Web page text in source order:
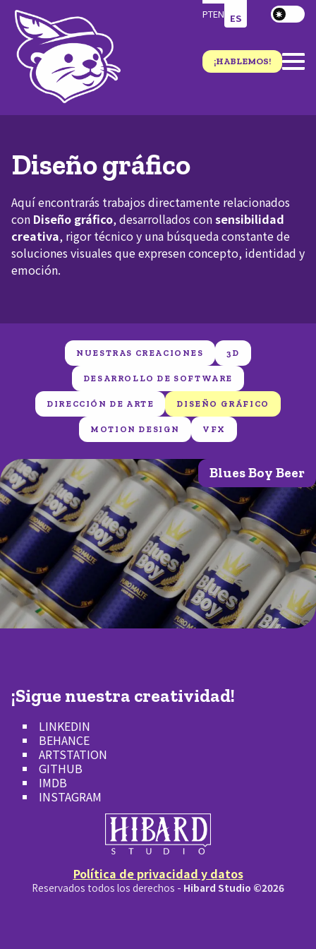
PTEN ES
¡HABLEMOS!
Diseño gráfico
Aquí encontrarás trabajos directamente relacionados
con Diseño gráfico, desarrollados consensibilidad
creativa, rigor técnico y una búsqueda constante de
soluciones visuales que expresen concepto, identidad y
emoción.
NUESTRAS CREACIONES 3D
DESARROLLO DE SOFTWARE
DIRECCIÓN DE ARTE DISEÑO GRÁFICO
MOTION DESIGN VFX
Blues Boy Beer
¡Sigue nuestra creatividad!
LINKEDIN
BEHANCE
ARTSTATION
GITHUB
IMDB
INSTAGRAM
Política de privacidad y datos
Reservados todos los derechos - Hibard Studio ©2026